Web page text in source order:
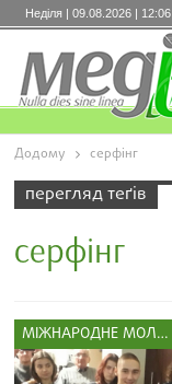
Неділя | 09.08.2026 | 12:06
Додому серфінг
перегляд теґів
серфінг
МІЖНАРОДНЕ МОЛОДІЖНЕ СПОРТИВНЕ ПАРТНЕРСТВО